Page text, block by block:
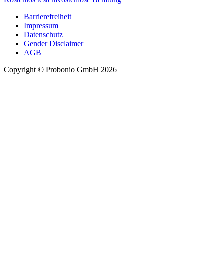
Barrierefreiheit
Impressum
Datenschutz
Gender Disclaimer
AGB
Copyright © Probonio GmbH 2026